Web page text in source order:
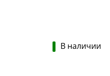
В наличии